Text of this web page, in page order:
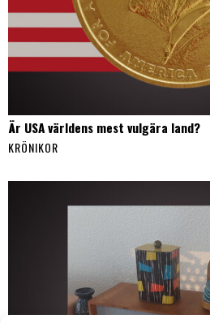
Är USA världens mest vulgära land?
KRÖNIKOR